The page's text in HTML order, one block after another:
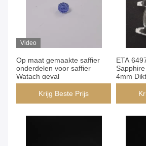
Video
Op maat gemaakte saffier
onderdelen voor saffier
Watach geval
Krijg Beste Prijs
ETA
4mm